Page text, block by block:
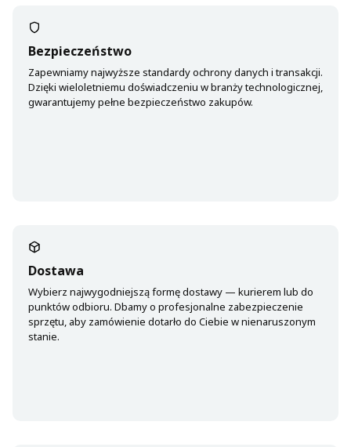
Bezpieczeństwo
Zapewniamy najwyższe standardy ochrony danych i transakcji.
Dzięki wieloletniemu doświadczeniu w branży technologicznej,
gwarantujemy pełne bezpieczeństwo zakupów.
Dostawa
Wybierz najwygodniejszą formę dostawy — kurierem lub do
punktów odbioru. Dbamy o profesjonalne zabezpieczenie
sprzętu, aby zamówienie dotarło do Ciebie w nienaruszonym
stanie.